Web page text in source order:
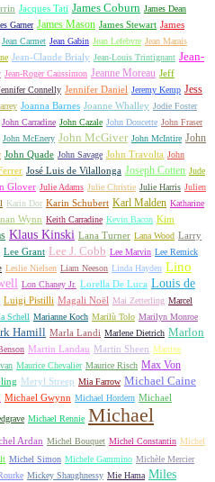
Jacques Tati James Coburn James Dean
Garner James Mason James Stewart James
Jean Carmet Jean Gabin Jean Lefebvre Jean Marais
Jean-Claude Brialy Jean-Louis Trintignant Jean-
Jean-Roger Caussimon Jeanne Moreau Jeff
Connelly Jennifer Daniel Jeremy Kemp Jess
Joanna Barnes Joanne Whalley Jodie Foster
John Carradine John Cazale John Doucette John Fraser
John McEnery John McGiver John McIntire John
John Quade John Savage John Travolta John
José Luis de Vilallonga Joseph Cotten Jude
Glover Julie Adams Julie Christie Julie Harris Julien
Karin Dor Karin Schubert Karl Malden Katharine
Wynn Keith Carradine Kevin Bacon Kim
Klaus Kinski Lana Turner Lana Wood Larry
Lee Grant Lee J. Cobb Lee Marvin Lee Remick
Leslie Nielsen Liam Neeson Linda Hayden Lino
Lon Chaney Jr. Lorella De Luca Louis de
Luigi Pistilli Magali Noël Mai Zetterling Marcel
Schell Marianne Koch Marilù Tolo Marilyn Monroe
Hamill Marla Landi Marlene Dietrich Marlon
Martin Landau Martin Sheen Martine
Maurice Chevalier Maurice Risch Max Von
Meryl Streep Mia Farrow Michael Caine
Michael Gwynn Michael Hordern Michael
Michael Rennie Michael
Ardan Michel Bouquet Michel Constantin Michel
Michel Simon Michele Gammino Michèle Mercier
Mickey Shaughnessy Mie Hama Miles